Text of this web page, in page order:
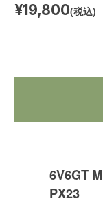
¥19,800(税込)
6V6GT
PX23